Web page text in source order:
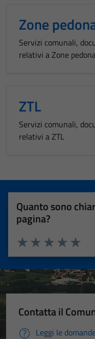
Zone
Servizi comunali,
relativi a Zone
ZTL
Servizi comunali,
relativi a ZTL
Quanto sono
pagina?
Valuta
Valuta 4
Valuta 3 stelle
Valuta 2 stelle su 5
Valuta 1 stelle su 5
Contatta il
Leggi le